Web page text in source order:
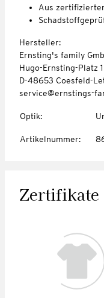
Aus
Hersteller:
Ernsting's family
Hugo-Ernsting-Platz 1
D-48653 Coesfeld-
service@ernstings-
Optik:
Artikelnummer:
Zertifikate